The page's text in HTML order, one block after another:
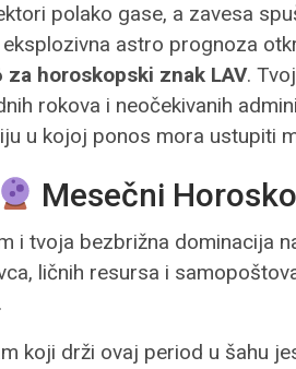
polako gase, a zavesa
astro prognoza
za horoskopski znak LAV.
rokova i neočekivanih
u kojoj ponos mora ustupiti
Mesečni
i tvoja bezbrižna dominacija
ličnih resursa i
koji drži ovaj period u šahu